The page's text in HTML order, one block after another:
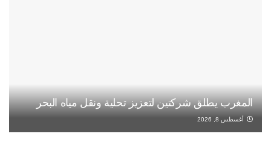
المغرب يطلق شركتين لتعزيز تحلية ونقل مياه البحر
أغسطس 8, 2026